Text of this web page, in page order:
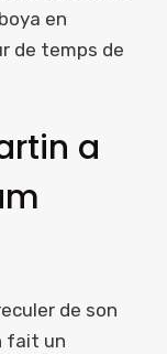
en
de temps de
a
de son
fait un